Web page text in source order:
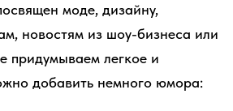
моде, дизайну,
новостям из шоу-бизнеса или
придумываем легкое и
добавить немного юмора: